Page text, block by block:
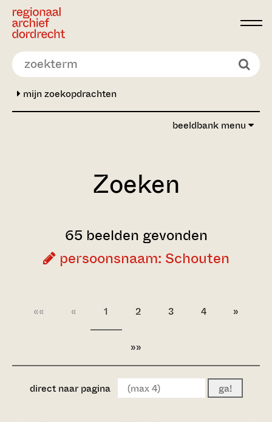
Ga direct naar de inhoud
mijn zoekopdrachten
beeldbank menu
Zoeken
65 beelden gevonden
persoonsnaam: Schouten
«« « 1 2 3 4 »
»»
direct naar pagina ga!